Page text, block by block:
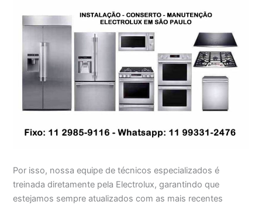
Por isso, nossa equipe de técnicos especializados é
treinada diretamente pela Electrolux, garantindo que
estejamos sempre atualizados com as mais recentes